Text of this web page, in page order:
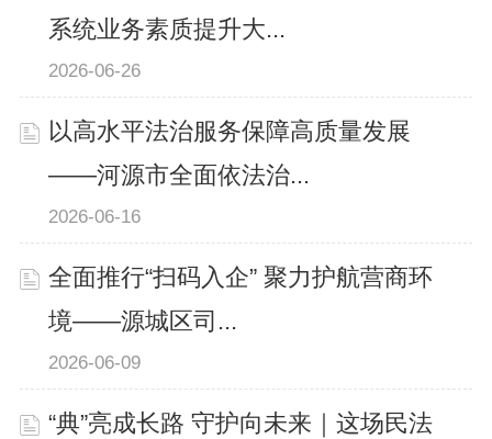
系统业务素质提升大...
2026-06-26
以高水平法治服务保障高质量发展
——河源市全面依法治...
2026-06-16
全面推行“扫码入企” 聚力护航营商环
境——源城区司...
2026-06-09
“典”亮成长路 守护向未来｜这场民法